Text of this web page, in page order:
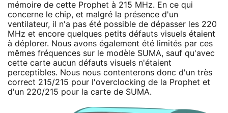
mémoire de cette Prophet à 215 MHz. En ce qui
concerne le chip, et malgré la présence d'un
ventilateur, il n'a pas été possible de dépasser les 220
MHz et encore quelques petits défauts visuels étaient
à déplorer. Nous avons également été limités par ces
mêmes fréquences sur le modèle SUMA, sauf qu'avec
cette carte aucun défauts visuels n'étaient
perceptibles. Nous nous contenterons donc d'un très
correct 215/215 pour l'overclocking de la Prophet et
d'un 220/215 pour la carte de SUMA.